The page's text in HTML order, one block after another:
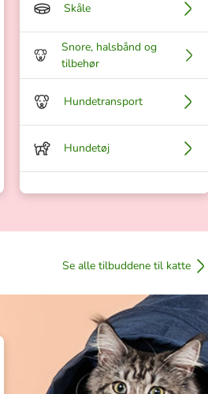
Skåle
Snore, halsbånd og
tilbehør
Hundetransport
Hundetøj
Se alle tilbuddene til katte